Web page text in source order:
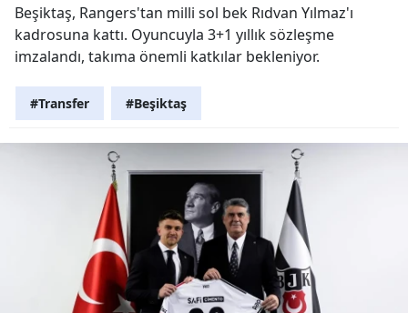
Beşiktaş, Rangers'tan milli sol bek Rıdvan Yılmaz'ı
kadrosuna kattı. Oyuncuyla 3+1 yıllık sözleşme
imzalandı, takıma önemli katkılar bekleniyor.
#Transfer #Beşiktaş